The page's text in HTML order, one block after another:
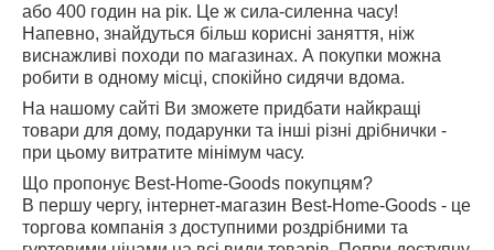
або 400 годин на рік. Це ж сила-силенна часу!
Напевно, знайдуться більш корисні заняття, ніж
виснажливі походи по магазинах. А покупки можна
робити в одному місці, спокійно сидячи вдома.
На нашому сайті Ви зможете придбати найкращі
товари для дому, подарунки та інші різні дрібнички -
при цьому витратите мінімум часу.
Що пропонує Best-Home-Goods покупцям?
В першу чергу, інтернет-магазин Best-Home-Goods - це
торгова компанія з доступними роздрібними та